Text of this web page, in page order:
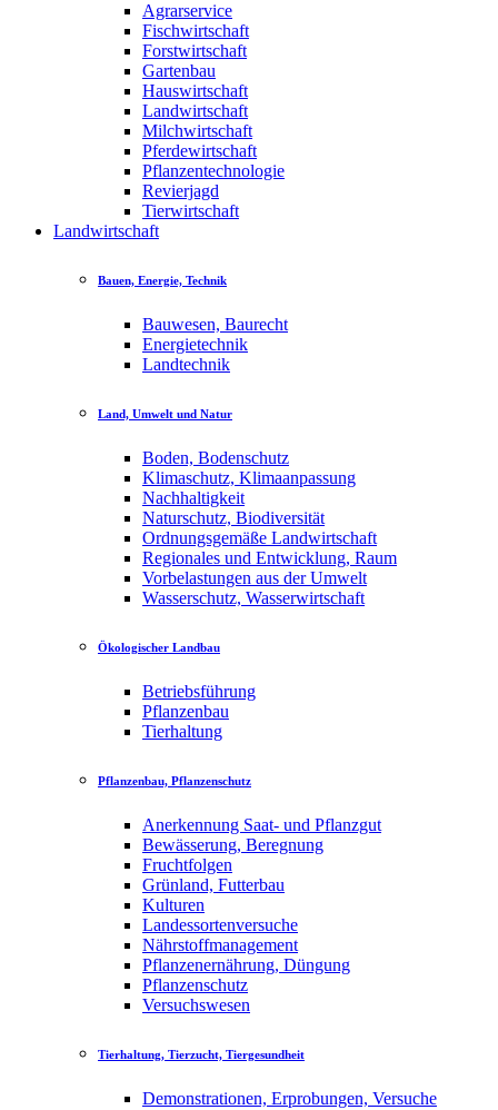
Agrarservice
Fischwirtschaft
Forstwirtschaft
Gartenbau
Hauswirtschaft
Landwirtschaft
Milchwirtschaft
Pferdewirtschaft
Pflanzentechnologie
Revierjagd
Tierwirtschaft
Landwirtschaft
Bauen, Energie, Technik
Bauwesen, Baurecht
Energietechnik
Landtechnik
Land, Umwelt und Natur
Boden, Bodenschutz
Klimaschutz, Klimaanpassung
Nachhaltigkeit
Naturschutz, Biodiversität
Ordnungsgemäße Landwirtschaft
Regionales und Entwicklung, Raum
Vorbelastungen aus der Umwelt
Wasserschutz, Wasserwirtschaft
Ökologischer Landbau
Betriebsführung
Pflanzenbau
Tierhaltung
Pflanzenbau, Pflanzenschutz
Anerkennung Saat- und Pflanzgut
Bewässerung, Beregnung
Fruchtfolgen
Grünland, Futterbau
Kulturen
Landessortenversuche
Nährstoffmanagement
Pflanzenernährung, Düngung
Pflanzenschutz
Versuchswesen
Tierhaltung, Tierzucht, Tiergesundheit
Demonstrationen, Erprobungen, Versuche